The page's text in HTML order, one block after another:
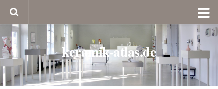
keramik-atlas.de